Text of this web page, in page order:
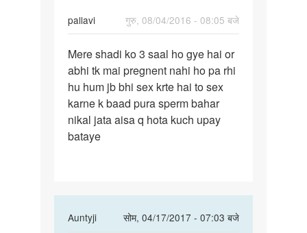
pallavi
गुरु, 08/04/2016 - 08:05 बजे
Mere
shadi
ko
3
saal
ho
Mere shadi ko 3 saal ho gye hai or
abhi tk mai pregnent nahi ho pa rhi
hu hum jb bhi sex krte hai to sex
karne k baad pura sperm bahar
nikal jata aisa q hota kuch upay
bataye
Auntyji
सोम, 04/17/2017 - 07:03 बजे
In